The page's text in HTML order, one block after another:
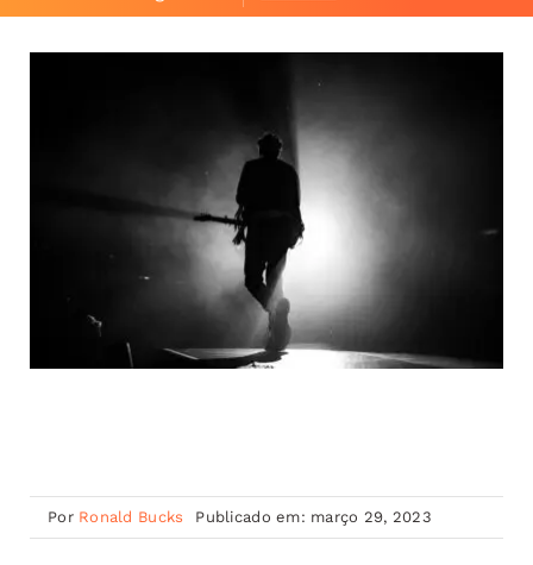
Por Ronald Bucks Publicado em: março 29, 2023